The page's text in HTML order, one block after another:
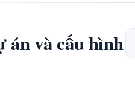
án và cấu hình